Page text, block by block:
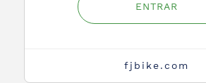
ENTRAR
fjbike.com